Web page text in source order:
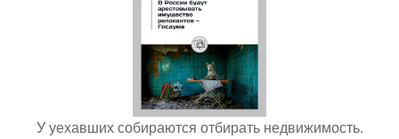
У уехавших собираются отбирать недвижимость.